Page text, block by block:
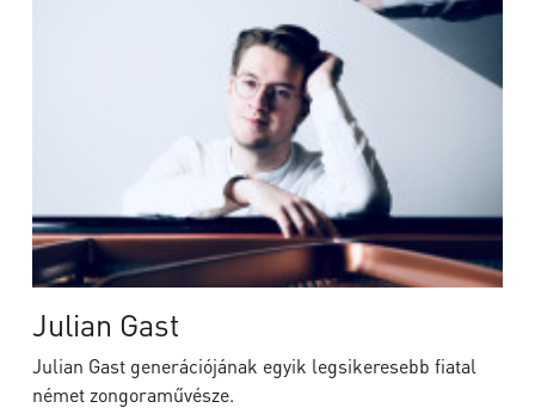
Julian Gast
Julian Gast generációjának egyik legsikeresebb fiatal
német zongoraművésze.